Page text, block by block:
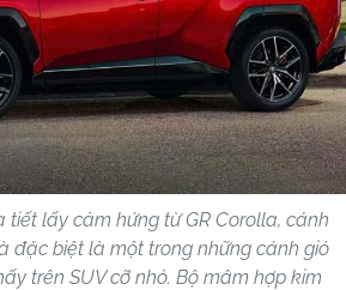
tiết lấy cảm hứng từ GR Corolla, cánh
đặc biệt là một trong những cánh gió
trên SUV cỡ nhỏ. Bộ mâm hợp kim